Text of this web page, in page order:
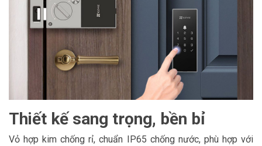
Thiết kế sang trọng, bền bỉ
Vỏ hợp kim chống rỉ, chuẩn IP65 chống nước, phù hợp với